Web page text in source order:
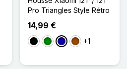
Pro Triangles Style Rétro
14,99 €
NoirVertBleu Foncé
Marron
+1